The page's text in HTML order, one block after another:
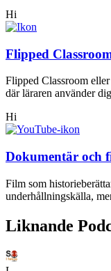
Hi
Flipped
Flipped Classroom
där läraren använder
Hi
Dokumentär och
Film som
underhållningskälla,
Liknande